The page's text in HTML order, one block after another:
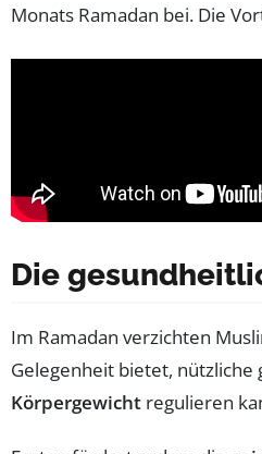
Monats Ramadan bei. Die
Die
Im Ramadan verzichten
Gelegenheit bietet, nützliche
Körpergewicht regulieren